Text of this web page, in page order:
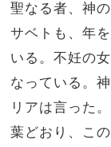
聖なる者、神
サベトも、年
いる。不妊の
なっている。
リアは言った
葉どおり、こ